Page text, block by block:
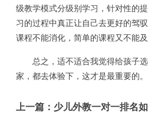
级教学模式分级别学习，针对性的
习的过程中真正让自己去更好的驾
课程不能消化，简单的课程又不能
总之，适不适合我觉得给孩子选
家，都去体验下，这才是最重要的。
上一篇： 少儿外教一对一排名